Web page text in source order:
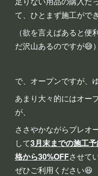
て、ひとまず施工がで
（欲を言えばあると便
だ沢山あるのですが😅）
で、オープンですが、
あまり大々的にはオー
が、
ささやかながらプレオ
して3月末までの施工
格から30%OFFさせて
ぜひご利用ください😆